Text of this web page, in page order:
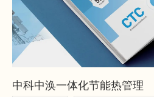
查看案例
查看案例
中科中涣一体化节能热管理